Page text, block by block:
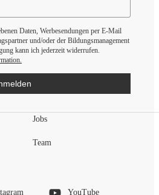
Daten, Werbesendungen per E-Mail
und/oder der Bildungsmanagement
kann ich jederzeit widerrufen.
Jobs
Team
YouTube